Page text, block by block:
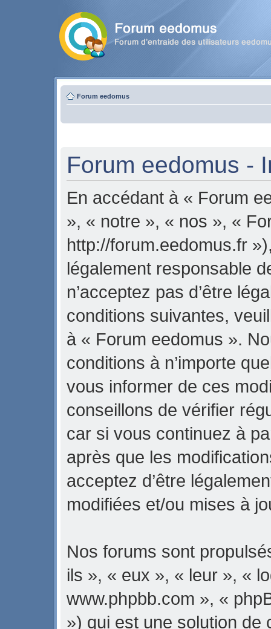
Forum eedomus
Forum eedomus -
En accédant à « Forum
», « notre », « nos », «
http://forum.eedomus.fr
légalement responsable
n’acceptez pas d’être
conditions suivantes,
à « Forum eedomus ».
conditions à n’importe
vous informer de ces
conseillons de vérifier
car si vous continuez à
après que les
acceptez d’être
modifiées et/ou mises à
Nos forums sont
ils », « eux », « leur », «
www.phpbb.com », «
») qui est une solution de